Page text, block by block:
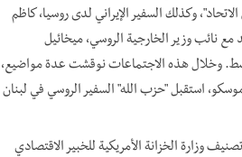
وكذلك السفير الإيراني لدى روسيا، كاظم
نائب وزير الخارجية الروسي، ميخائيل
وخلال هذه الاجتماعات نوقشت عدة مواضيع،
استقبل "حزب الله" السفير الروسي في لبنان
وزارة الخزانة الأمريكية للخبير الاقتصادي